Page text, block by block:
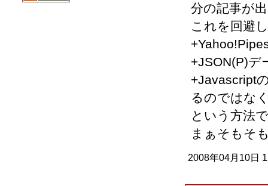
分の記事が
これを回避
+JSON(P)デ
+Javascript
るのではな
という方法
まぁそもそ
2008年04月10日